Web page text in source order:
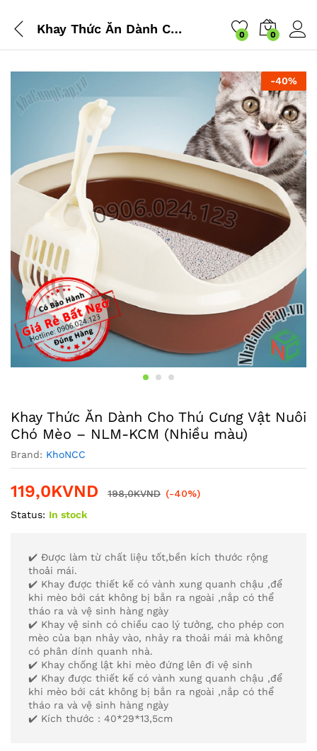
Khay Thức Ăn Dành Cho Thú Cưng Vật Nuôi Chó Mèo – NLM-KCM (Nhiều màu) 0 0
-40%
Khay Thức Ăn Dành Cho Thú Cưng Vật Nuôi
Chó Mèo – NLM-KCM (Nhiều màu)
Brand: KhoNCC
119,0KVND 198,0KVND (-40%)
Status: In stock
✔️ Được làm từ chất liệu tốt,bền kích thước rộng
thoải mái.
✔️ Khay được thiết kế có vành xung quanh chậu ,để
khi mèo bới cát không bị bắn ra ngoài ,nắp có thể
tháo ra và vệ sinh hàng ngày
✔️ Khay vệ sinh có chiều cao lý tưởng, cho phép con
mèo của bạn nhảy vào, nhảy ra thoải mái mà không
có phân dính quanh nhà.
✔️ Khay chống lật khi mèo đứng lên đi vệ sinh
✔️ Khay được thiết kế có vành xung quanh chậu ,để
khi mèo bới cát không bị bắn ra ngoài ,nắp có thể
tháo ra và vệ sinh hàng ngày
✔️ Kích thước : 40*29*13,5cm